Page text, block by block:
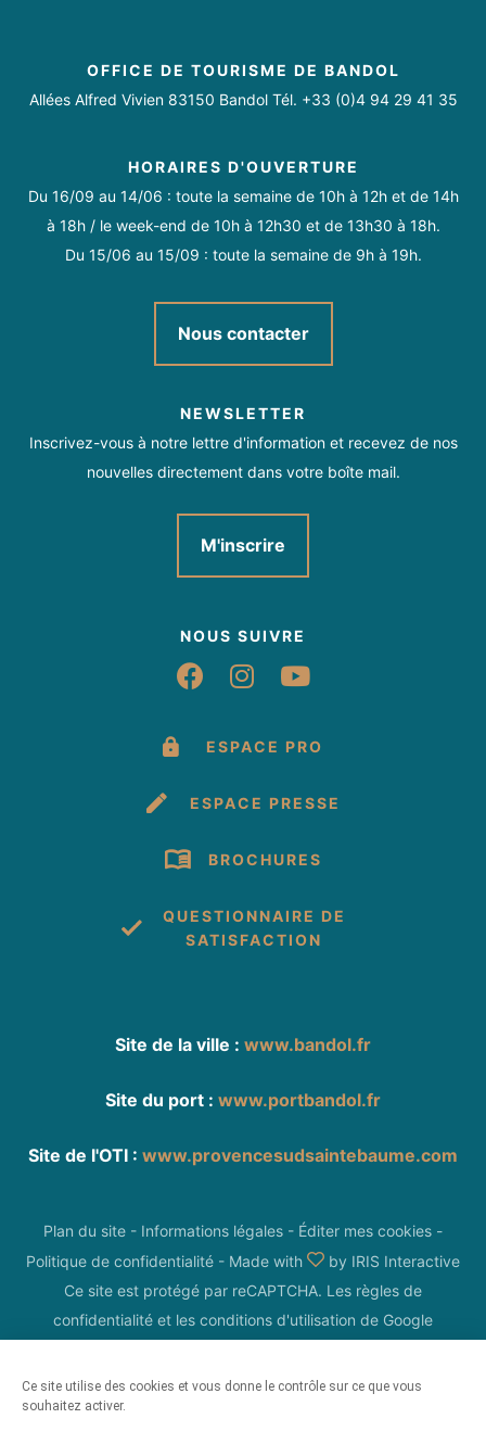
Dimanche Ouvert de 00h à 23h59
Espèces Virement Paiement en ligne
https://www.facebook.com/profile.php?
id=61564429678037
OFFICE DE TOURISME DE BANDOL
Allées Alfred Vivien 83150 Bandol Tél. +33 (0)4 94 29 41 35
HORAIRES D'OUVERTURE
Du 16/09 au 14/06 : toute la semaine de 10h à 12h et de 14h
à 18h / le week-end de 10h à 12h30 et de 13h30 à 18h.
Du 15/06 au 15/09 : toute la semaine de 9h à 19h.
Nous contacter
NEWSLETTER
Inscrivez-vous à notre lettre d'information et recevez de nos
nouvelles directement dans votre boîte mail.
M'inscrire
NOUS SUIVRE
Suivez-nous sur
Suivez-nous sur
Suivez-nous
ESPACE PRO
ESPACE PRESSE
BROCHURES
QUESTIONNAIRE DE
SATISFACTION
Site de la ville : www.bandol.fr
Site du port : www.portbandol.fr
Site de l'OTI : www.provencesudsaintebaume.com
Plan du site - Informations légales - Éditer mes cookies -
Politique de confidentialité - Made with by IRIS Interactive
Ce site est protégé par reCAPTCHA. Les règles de
confidentialité et les conditions d'utilisation de Google
Ce site utilise des cookies et vous donne le contrôle sur ce que vous
souhaitez activer.